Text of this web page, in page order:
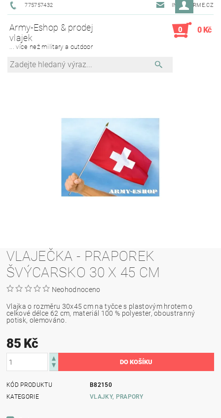
775757432 INFO@ARME.CZ
Army-Eshop & prodej
vlajek
... více než military a outdoor
0 0 Kč
VLAJEČKA - PRAPOREK
ŠVÝCARSKO 30 X 45 CM
Neohodnoceno
Vlajka o rozměru 30x45 cm na tyčce s plastovým hrotem o
celkové délce 62 cm, materiál 100 % polyester, oboustranný
potisk, olemováno.
85 Kč
KÓD PRODUKTU
B82150
KATEGORIE
VLAJKY, PRAPORY